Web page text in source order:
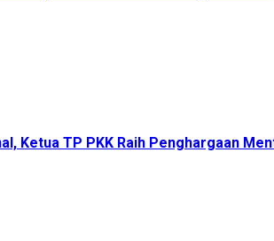
Ketua TP PKK Raih Penghargaan